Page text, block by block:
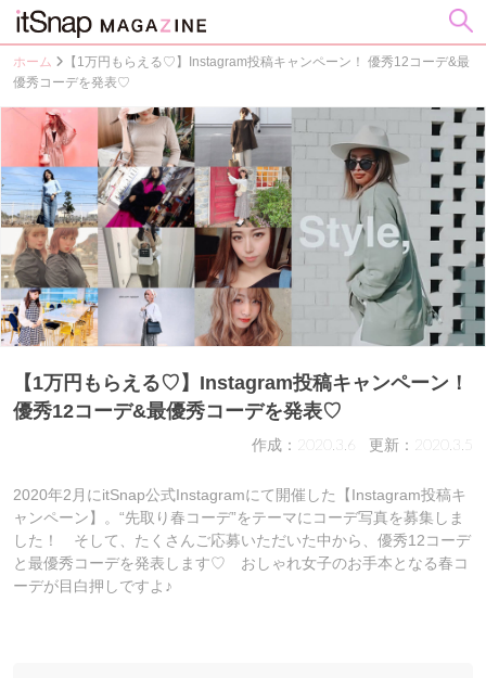
ホーム
【1万円もらえる♡】Instagram投稿キャンペーン！ 優秀12コーデ&最
優秀コーデを発表♡
【1万円もらえる♡】Instagram投稿キャンペーン！
優秀12コーデ&最優秀コーデを発表♡
作成：2020.3.6 更新：2020.3.5
2020年2月にitSnap公式Instagramにて開催した【Instagram投稿キ
ャンペーン】。“先取り春コーデ”をテーマにコーデ写真を募集しま
した！ そして、たくさんご応募いただいた中から、優秀12コーデ
と最優秀コーデを発表します♡ おしゃれ女子のお手本となる春コ
ーデが目白押しですよ♪